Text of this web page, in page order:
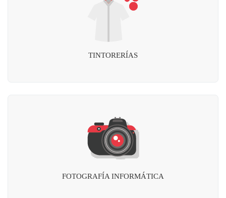
TINTORERÍAS
FOTOGRAFÍA INFORMÁTICA